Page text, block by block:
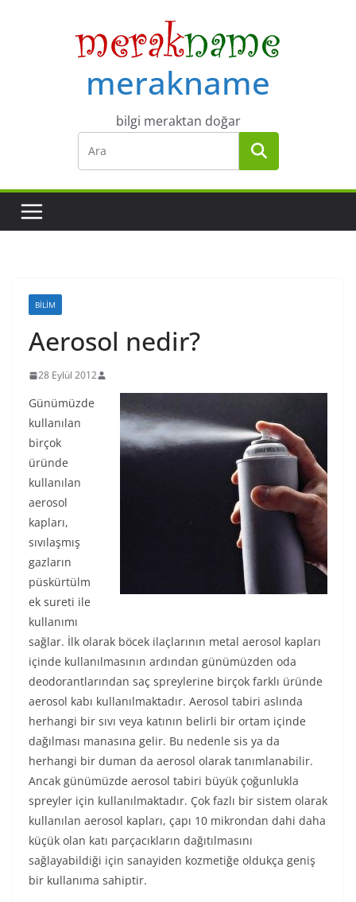
merakname
bilgi meraktan doğar
BILIM
Aerosol nedir?
28 Eylül 2012
Günümüzde
kullanılan
birçok
üründe
kullanılan
aerosol
kapları,
sıvılaşmış
gazların
püskürtülm
ek sureti ile
kullanımı
sağlar. İlk olarak böcek ilaçlarının metal aerosol kapları
içinde kullanılmasının ardından günümüzden oda
deodorantlarından saç spreylerine birçok farklı üründe
aerosol kabı kullanılmaktadır. Aerosol tabiri aslında
herhangi bir sıvı veya katının belirli bir ortam içinde
dağılması manasına gelir. Bu nedenle sis ya da
herhangi bir duman da aerosol olarak tanımlanabilir.
Ancak günümüzde aerosol tabiri büyük çoğunlukla
spreyler için kullanılmaktadır. Çok fazlı bir sistem olarak
kullanılan aerosol kapları, çapı 10 mikrondan dahi daha
küçük olan katı parçacıkların dağıtılmasını
sağlayabildiği için sanayiden kozmetiğe oldukça geniş
bir kullanıma sahiptir.